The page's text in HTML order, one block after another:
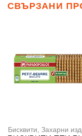
СВЪРЗАНИ
Бисквити Захарни изделия,